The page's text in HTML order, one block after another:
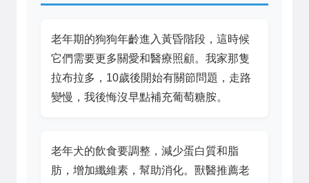
老年期的狗狗年齡進入黃昏階段，這時候
它們需要更多關愛和醫療照顧。我家那隻
拉布拉多，10歲後開始有關節問題，走路
變慢，我後悔沒早點補充葡萄糖胺。
老年犬的飲食要調整，減少蛋白質和脂
肪，增加纖維素，幫助消化。獸醫推薦老